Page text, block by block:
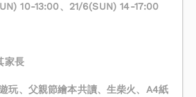
10-13:00、21/6(SUN) 14-17:00
家長
玩、父親節繪本共讀、生柴火、A4紙